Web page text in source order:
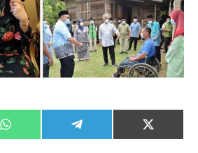
Share
on
Share
on
Share
on